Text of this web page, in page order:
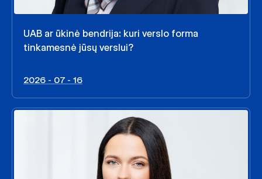
UAB ar ūkinė bendrija: kuri verslo forma
tinkamesnė jūsų verslui?
2026 - 07 - 16